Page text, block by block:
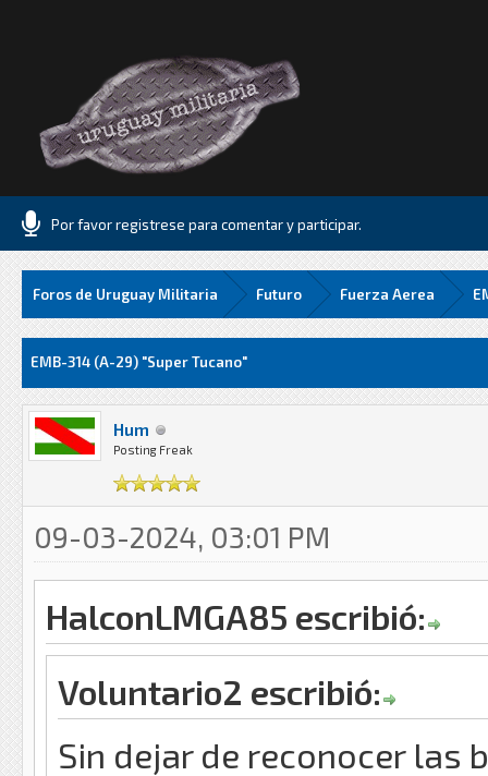
Por favor registrese para comentar y participar.
Foros de Uruguay Militaria Futuro Fuerza Aerea
EMB-314 (A-29) "Super Tucano"
Hum
Posting Freak
09-03-2024, 03:01 PM
HalconLMGA85 escribió:
Voluntario2 escribió:
Sin dejar de reconocer las